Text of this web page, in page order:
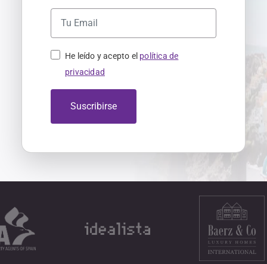
He leído y acepto el política de
privacidad
Suscribirse